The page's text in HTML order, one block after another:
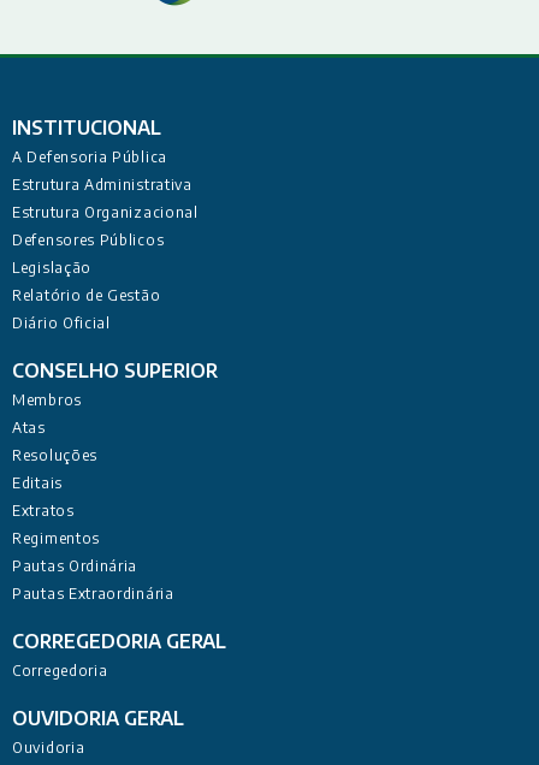
INSTITUCIONAL
A Defensoria Pública
Estrutura Administrativa
Estrutura Organizacional
Defensores Públicos
Legislação
Relatório de Gestão
Diário Oficial
CONSELHO SUPERIOR
Membros
Atas
Resoluções
Editais
Extratos
Regimentos
Pautas Ordinária
Pautas Extraordinária
CORREGEDORIA GERAL
Corregedoria
OUVIDORIA GERAL
Ouvidoria